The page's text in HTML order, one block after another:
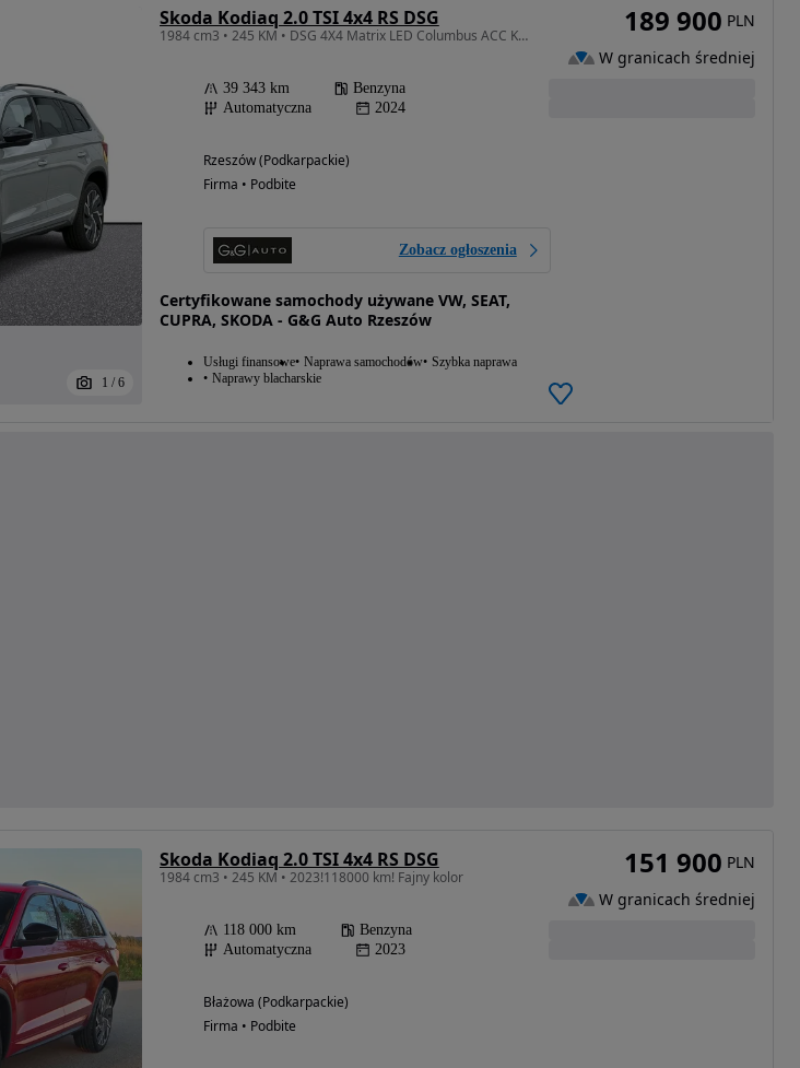
1 / 6
Skoda Kodiaq 2.0 TSI 4x4 RS DSG
1984 cm3 • 245 KM • DSG 4X4 Matrix LED Columbus ACC Kamera Zawieszenie DCC
39 343 km
Benzyna
Automatyczna
2024
Rzeszów (Podkarpackie)
Firma • Podbite
Zobacz ogłoszenia
Certyfikowane samochody używane VW, SEAT,
CUPRA, SKODA - G&G Auto Rzeszów
Usługi finansowe Naprawa samochodów Szybka naprawa
Naprawy blacharskie
189 900 PLN
W granicach średniej
Skoda Kodiaq 2.0 TSI 4x4 RS DSG
1984 cm3 • 245 KM • 2023!118000 km! Fajny kolor
118 000 km
Benzyna
Automatyczna
2023
Błażowa (Podkarpackie)
Firma • Podbite
151 900 PLN
W granicach średniej